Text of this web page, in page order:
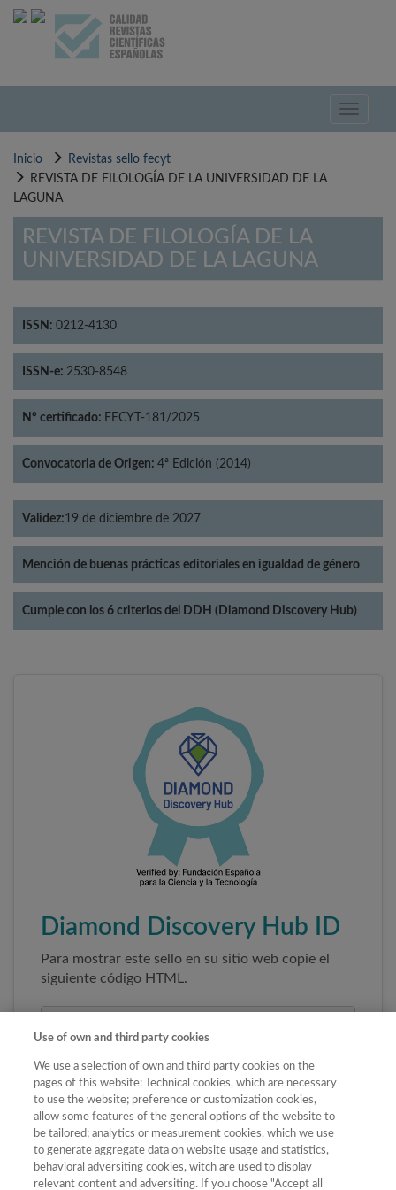
Pasar
Toggle
Inicio
Revistas sello fecyt
REVISTA DE FILOLOGÍA DE LA UNIVERSIDAD DE LA
LAGUNA
REVISTA DE FILOLOGÍA DE LA
UNIVERSIDAD DE LA LAGUNA
ISSN: 0212-4130
ISSN-e: 2530-8548
Nº certificado: FECYT-181/2025
Convocatoria de Origen: 4ª Edición (2014)
Validez:19 de diciembre de 2027
Mención de buenas prácticas editoriales en igualdad de género
Cumple con los 6 criterios del DDH (Diamond Discovery Hub)
Diamond Discovery Hub ID
Para mostrar este sello en su sitio web copie el
siguiente código HTML.
Copiar código
Use of own and third party cookies
We use a selection of own and third party cookies on the
pages of this website: Technical cookies, which are necessary
to use the website; preference or customization cookies,
allow some features of the general options of the website to
be tailored; analytics or measurement cookies, which we use
to generate aggregate data on website usage and statistics,
behavioral adversiting cookies, witch are used to display
relevant content and adversiting. If you choose "Accept all